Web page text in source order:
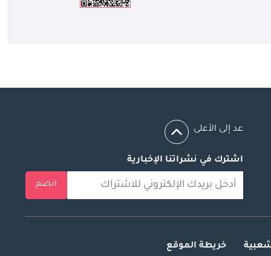
عد إلى الأعلى
اشترك في نشراتنا الإخبارية
انضم
خريطة الموقع